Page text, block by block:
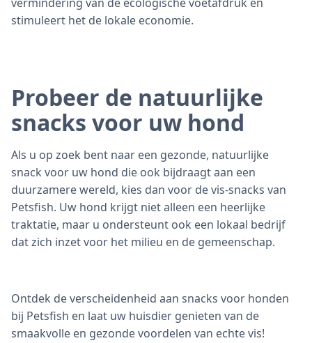
stimuleert het de lokale economie.
Probeer de natuurlijke
snacks voor uw hond
Als u op zoek bent naar een gezonde, natuurlijke
snack voor uw hond die ook bijdraagt aan een
duurzamere wereld, kies dan voor de vis-snacks van
Petsfish. Uw hond krijgt niet alleen een heerlijke
traktatie, maar u ondersteunt ook een lokaal bedrijf
dat zich inzet voor het milieu en de gemeenschap.
Ontdek de verscheidenheid aan snacks voor honden
bij Petsfish en laat uw huisdier genieten van de
smaakvolle en gezonde voordelen van echte vis!